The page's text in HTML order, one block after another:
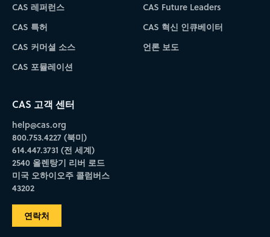
CAS 레퍼런스
CAS 특허
CAS 커머셜 소스
CAS 포뮬레이션
CAS Future Leaders
CAS 혁신 인큐베이터
언론 보도
CAS 고객 센터
help@cas.org
800.753.4227 (북미)
614.447.3731 (전 세계)
2540 올렌탕기 리버 로드
미국 오하이오주 콜럼버스
43202
연락처